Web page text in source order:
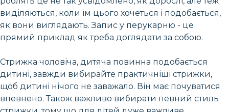
виділяються, коли їм цього хочеться і подобається,
як вони виглядають. Запис у перукарню - це
прямий приклад як треба доглядати за собою.
Стрижка чоловіча, дитяча повинна подобається
дитині, завжди вибирайте практичніші стрижки,
щоб дитині нічого не заважало. Він має почуватися
впевнено. Також важливо вибирати певний стиль